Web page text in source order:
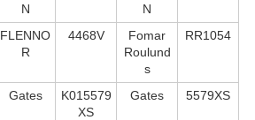
N
N
FLENNO
R
4468V
Fomar
Roulund
s
RR1054
Gates
K015579
XS
Gates 5579XS